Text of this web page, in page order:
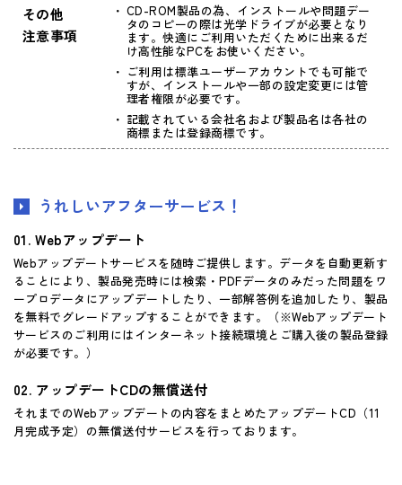
その他
注意事項
CD-ROM製品の為、インストールや問題デー
タのコピーの際は光学ドライブが必要となり
ます。快適にご利用いただくために出来るだ
け高性能なPCをお使いください。
ご利用は標準ユーザーアカウントでも可能で
すが、インストールや一部の設定変更には管
理者権限が必要です。
記載されている会社名および製品名は各社の
商標または登録商標です。
うれしいアフターサービス！
Webアップデート
Webアップデートサービスを随時ご提供します。データを自動更新す
ることにより、製品発売時には検索・PDFデータのみだった問題をワ
ープロデータにアップデートしたり、一部解答例を追加したり、製品
を無料でグレードアップすることができます。（※Webアップデート
サービスのご利用にはインターネット接続環境とご購入後の製品登録
が必要です。）
アップデートCDの無償送付
それまでのWebアップデートの内容をまとめたアップデートCD（11
月完成予定）の無償送付サービスを行っております。